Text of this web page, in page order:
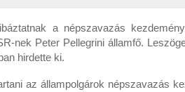
a népszavazás
nek Peter Pellegrini államfő.
hirdette ki.
az állampolgárok népszavazás